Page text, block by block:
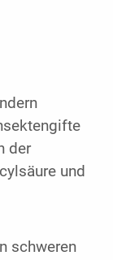
der
und
schweren